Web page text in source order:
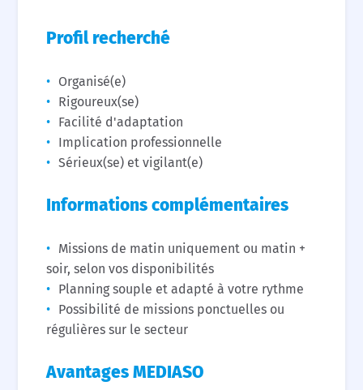
Profil recherché
Organisé(e)
Rigoureux(se)
Facilité d'adaptation
Implication professionnelle
Sérieux(se) et vigilant(e)
Informations complémentaires
Missions de matin uniquement ou matin +
soir, selon vos disponibilités
Planning souple et adapté à votre rythme
Possibilité de missions ponctuelles ou
régulières sur le secteur
Avantages MEDIASO